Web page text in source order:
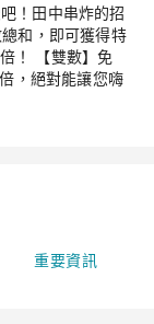
！田中串炸的招
和，即可獲得特
！ 【雙數】免
，絕對能讓您嗨
重要資訊